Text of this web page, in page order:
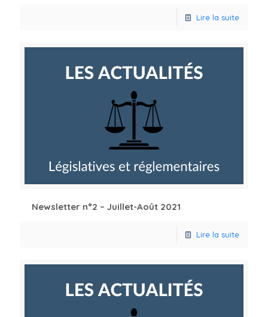
Lire la suite
Newsletter n°2 – Juillet-Août 2021
Lire la suite